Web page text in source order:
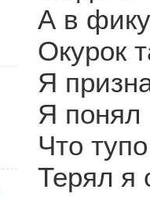
А в
Окурок
Я
Я понял
Что
Терял я